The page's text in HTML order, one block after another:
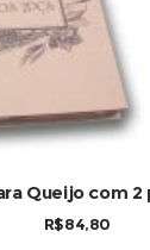
Queijo com 2
R$84,80